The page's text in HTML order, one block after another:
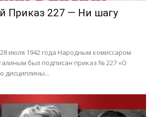
Приказ 227 — Ни шагу
июля 1942 года Народным комиссаром
был подписан приказ № 227 «О
дисциплины...